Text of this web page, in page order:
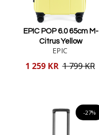
EPIC POP 6.0 65cm M-
Citrus Yellow
EPIC
Reducerat
1 259 KR 1 799 KR
-27%